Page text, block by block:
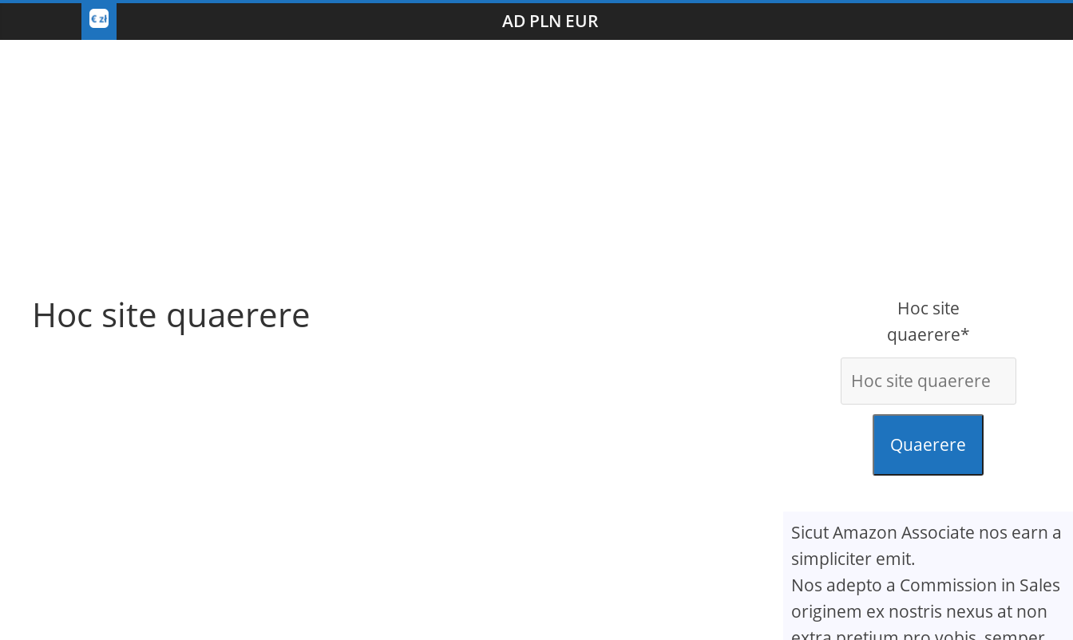
AD PLN EUR
Hoc site quaerere
Hoc site
quaerere*
Quaerere
Sicut Amazon Associate nos earn a
simpliciter emit.
Nos adepto a Commission in Sales
originem ex nostris nexus at non